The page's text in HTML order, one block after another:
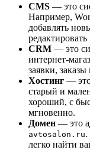
CMS — это
Например,
добавлять
CRM — это
интернет-
заявки,
Хостинг —
старый и
хороший, с
мгновенно.
Домен — это
avtosalon.ru.
легко найти